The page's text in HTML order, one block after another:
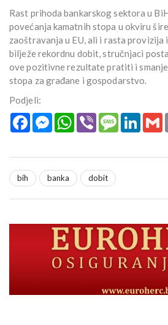
Rast prihoda bankarskog sektora u
povećanja kamatnih stopa u okviru
zaoštravanja u EU, ali i rasta provizija
bilježe rekordnu dobit, stručnjaci
ove pozitivne rezultate pratiti i
stopa za građane i gospodarstvo.
Podjeli:
FacebookMessengerWhatsApp
Viber Message
bih banka dobit